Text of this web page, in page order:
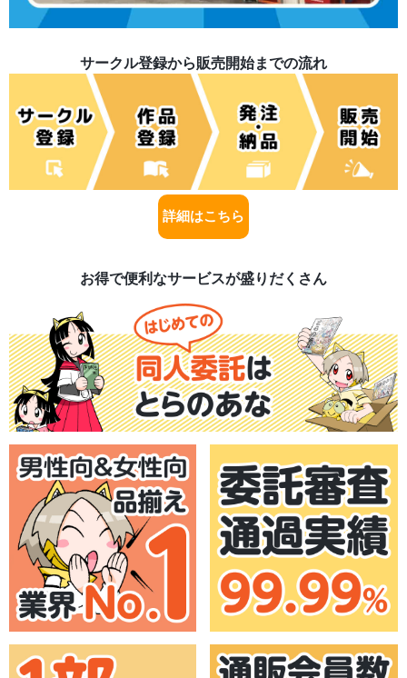
サークル登録から販売開始までの流れ
詳細はこちら
お得で便利なサービスが盛りだくさん